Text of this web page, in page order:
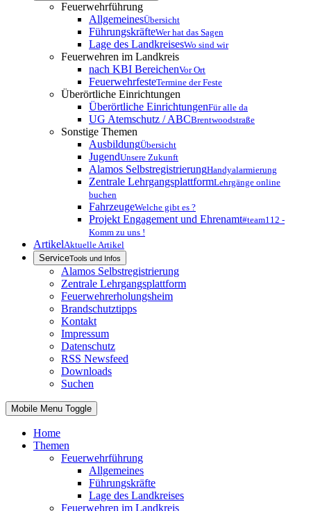
Feuerwehrführung
AllgemeinesÜbersicht
FührungskräfteWer hat das Sagen
Lage des LandkreisesWo sind wir
Feuerwehren im Landkreis
nach KBI BereichenVor Ort
FeuerwehrfesteTermine der Feste
Überörtliche Einrichtungen
Überörtliche EinrichtungenFür alle da
UG Atemschutz / ABCBrentwoodstraße
Sonstige Themen
AusbildungÜbersicht
JugendUnsere Zukunft
Alamos SelbstregistrierungHandyalarmierung
Zentrale LehrgangsplattformLehrgänge online
buchen
FahrzeugeWelche gibt es ?
Projekt Engagement und Ehrenamt#team112 -
Komm zu uns !
ArtikelAktuelle Artikel
ServiceTools und Infos
Alamos Selbstregistrierung
Zentrale Lehrgangsplattform
Feuerwehrerholungsheim
Brandschutztipps
Kontakt
Impressum
Datenschutz
RSS Newsfeed
Downloads
Suchen
Mobile Menu Toggle
Home
Themen
Feuerwehrführung
Allgemeines
Führungskräfte
Lage des Landkreises
Feuerwehren im Landkreis